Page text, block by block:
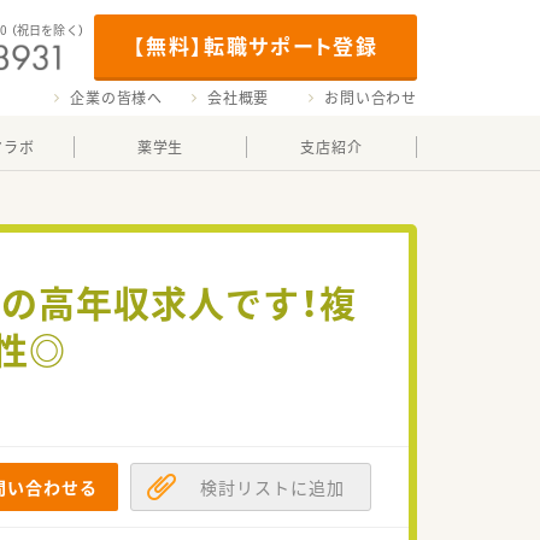
【無料】転職サポート登録
（祝日を除く）
企業の皆様へ 会社概要 お問い合わせ
ボ 薬学生 支店紹介
高年収求人です！複
◎
合わせる 検討リストに追加